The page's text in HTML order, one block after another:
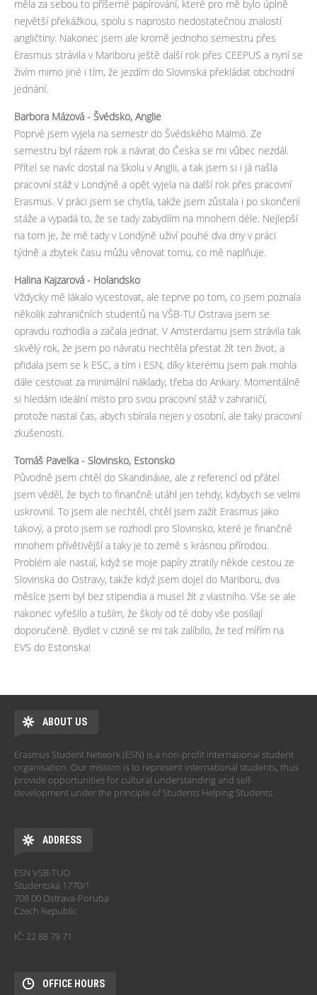
měla za sebou to příšerné papírování, které pro mě bylo úplně
největší překážkou, spolu s naprosto nedostatečnou znalostí
angličtiny. Nakonec jsem ale kromě jednoho semestru přes
Erasmus strávila v Mariboru ještě další rok přes CEEPUS a nyní se
živím mimo jiné i tím, že jezdím do Slovinska překládat obchodní
jednání.
Barbora Mázová - Švédsko, Anglie
Poprvé jsem vyjela na semestr do Švédského Malmö. Ze
semestru byl rázem rok a návrat do Česka se mi vůbec nezdál.
Přítel se navíc dostal na školu v Anglii, a tak jsem si i já našla
pracovní stáž v Londýně a opět vyjela na další rok přes pracovní
Erasmus. V práci jsem se chytla, takže jsem zůstala i po skončení
stáže a vypadá to, že se tady zabydlím na mnohem déle. Nejlepší
na tom je, že mě tady v Londýně uživí pouhé dva dny v práci
týdně a zbytek času můžu věnovat tomu, co mě naplňuje.
Halina Kajzarová - Holandsko
Vždycky mě lákalo vycestovat, ale teprve po tom, co jsem poznala
několik zahraničních studentů na VŠB-TU Ostrava jsem se
opravdu rozhodla a začala jednat. V Amsterdamu jsem strávila tak
skvělý rok, že jsem po návratu nechtěla přestat žít ten život, a
přidala jsem se k ESC, a tím i ESN, díky kterému jsem pak mohla
dále cestovat za minimální náklady, třeba do Ankary. Momentálně
si hledám ideální místo pro svou pracovní stáž v zahraničí,
protože nastal čas, abych sbírala nejen y osobní, ale taky pracovní
zkušenosti.
Tomáš Pavelka - Slovinsko, Estonsko
Původně jsem chtěl do Skandinávie, ale z referencí od přátel
jsem věděl, že bych to finančně utáhl jen tehdy, kdybych se velmi
uskrovnil. To jsem ale nechtěl, chtěl jsem zažít Erasmus jako
takový, a proto jsem se rozhodl pro Slovinsko, které je finančně
mnohem přívětivější a taky je to země s krásnou přírodou.
Problém ale nastal, když se moje papíry ztratily někde cestou ze
Slovinska do Ostravy, takže když jsem dojel do Mariboru, dva
měsíce jsem byl bez stipendia a musel žít z vlastního. Vše se ale
nakonec vyřešilo a tuším, že školy od té doby vše posílají
doporučeně. Bydlet v cizině se mi tak zalíbilo, že teď mířím na
EVS do Estonska!
ABOUT US
Erasmus Student Network (ESN) is a non-profit international student
organisation. Our mission is to represent international students, thus
provide opportunities for cultural understanding and self-
development under the principle of Students Helping Students.
ADDRESS
ESN VSB-TUO
Studentská 1770/1
708 00 Ostrava-Poruba
Czech Republic
IČ: 22 88 79 71
OFFICE HOURS